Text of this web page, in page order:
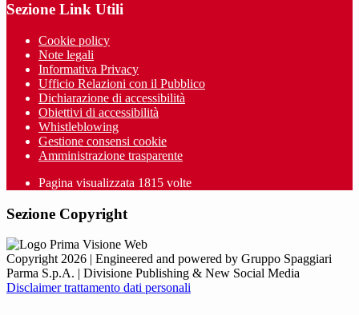
Sezione Link Utili
Cookie policy
Note legali
Informativa Privacy
Ufficio Relazioni con il Pubblico
Dichiarazione di accessibilità
Obiettivi di accessibilità
Whistleblowing
Gestione consensi cookie
Amministrazione trasparente
Pagina visualizzata 1815 volte
Sezione Copyright
Copyright 2026 | Engineered and powered by Gruppo Spaggiari
Parma S.p.A. | Divisione Publishing & New Social Media
Disclaimer trattamento dati personali